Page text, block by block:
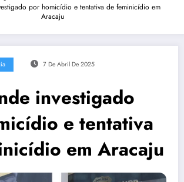
por homicídio e tentativa de feminicídio em
Aracaju
7 De Abril De 2025
investigado
e tentativa
em Aracaju